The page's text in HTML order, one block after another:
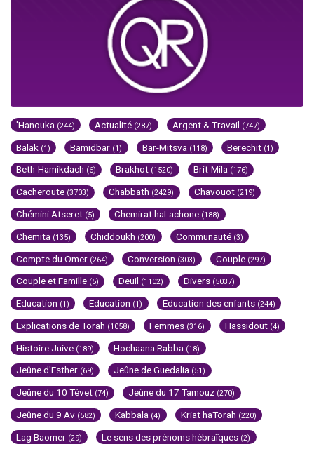
'Hanouka (244) Actualité (287) Argent & Travail (747)
Balak (1) Bamidbar (1) Bar-Mitsva (118) Berechit (1)
Beth-Hamikdach (6) Brakhot (1520) Brit-Mila (176)
Cacheroute (3703) Chabbath (2429) Chavouot (219)
Chémini Atseret (5) Chemirat haLachone (188)
Chemita (135) Chiddoukh (200) Communauté (3)
Compte du Omer (264) Conversion (303) Couple (297)
Couple et Famille (5) Deuil (1102) Divers (5037)
Education (1) Education (1) Education des enfants (244)
Explications de Torah (1058) Femmes (316) Hassidout (4)
Histoire Juive (189) Hochaana Rabba (18)
Jeûne d'Esther (69) Jeûne de Guedalia (51)
Jeûne du 10 Tévet (74) Jeûne du 17 Tamouz (270)
Jeûne du 9 Av (582) Kabbala (4) Kriat haTorah (220)
Lag Baomer (29) Le sens des prénoms hébraïques (2)